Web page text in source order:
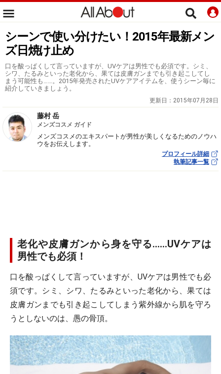
シーンで使い分けたい！2015年最新メン
ズ日焼け止め
口を酸っぱくして言っていますが、UVケアは男性でも必須です。シミ、
シワ、たるみといった老化から、果ては皮膚ガンまでも引き起こしてし
まう可能性も……。2015年発売されたUVケアアイテムを、使うシーン毎に
紹介していきましょう。
更新日： 2015年07月28日
藤村 岳
メンズコスメ ガイド
メンズコスメのエキスパートが男性が美しくなるためのノウハ
ウをお伝えします。
プロフィール詳細
執筆記事一覧
老化や皮膚ガンから身を守る……UVケアは
男性でも必須！
口を酸っぱくして言っていますが、UVケアは男性でも必
須です。シミ、シワ、たるみといった老化から、果ては
皮膚ガンまでも引き起こしてしまう紫外線から肌を守ろ
うとしないのは、愚の骨頂。